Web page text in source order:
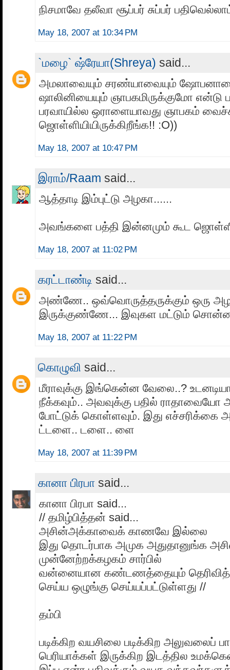
நிசமாவே தலீவா சூப்பர் சுப்பர்
May 18, 2007 at 10:34 PM
`மழை` ஷ்ரேயா(Shreya) said...
அமலாவையும் சரண்யாவையும்
ஷாலினியையும் ஞாபகமிருக்குமோ என்டு
பரவாயில்ல ஒராளையாவது ஞாபகம்
ஜொள்ளியியிருக்கிறீங்க!! :O))
May 18, 2007 at 10:47 PM
இராம்/Raam said...
ஆத்தாடி இம்புட்டு அழகா......
அவங்களை பத்தி இன்னமும் கூட
May 18, 2007 at 11:02 PM
கரட்டாண்டி said...
அண்ணே.. ஒவ்வொருத்தருக்கும் ஒரு
இருக்குண்ணே... இவுகள மட்டும் சொன்னா
May 18, 2007 at 11:22 PM
கொழுவி said...
மீராவுக்கு இங்கென்ன வேலை..?
நீக்கவும்.. அவவுக்கு பதில் ராதாவையோ
போட்டுக் கொள்ளவும். இது
ட்டளை.. டளை.. ளை
May 18, 2007 at 11:39 PM
கானா பிரபா said...
கானா பிரபா said...
// தமிழ்பித்தன் said...
அசின்அக்காவைக் காணவே இல்லை
இது தொடர்பாக அமுக அதுதானுங்க
முன்னேற்றக்கழகம் சார்பில்
வன்னையான கண்டணத்தையும்
செய்ய ஒழுங்கு செய்யப்பட்டுள்ளது //
தம்பி
படிக்கிற வயசிலை படிக்கிற அலுவலைப்
பெரியாக்கள் இருக்கிற இடத்தில